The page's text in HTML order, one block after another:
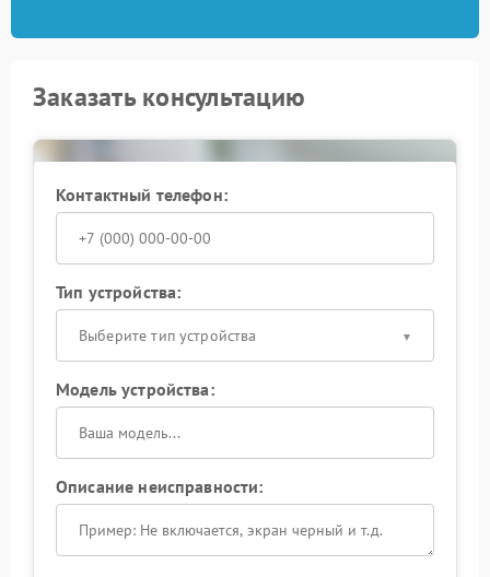
Заказать консультацию
Контактный телефон:
Тип устройства:
Выберите тип устройства
Модель устройства:
Описание неисправности: